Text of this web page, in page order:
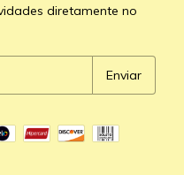
diretamente no